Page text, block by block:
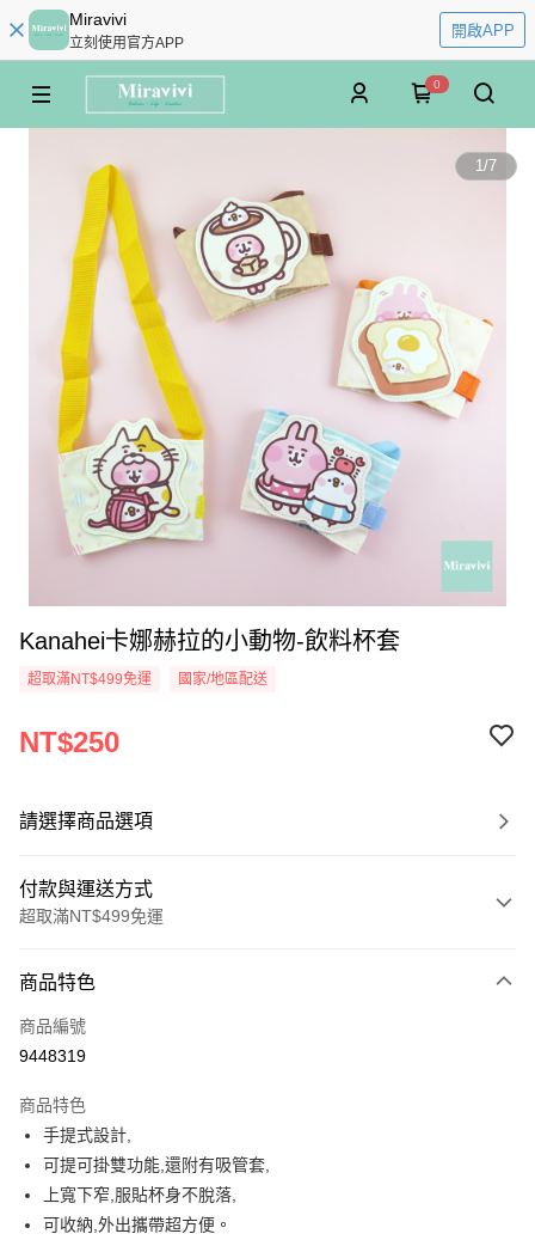
Miravivi
立刻使用官方APP
開啟APP
0
1/7
Kanahei卡娜赫拉的小動物-飲料杯套
超取滿NT$499免運 國家/地區配送
NT$250
請選擇商品選項
付款與運送方式
超取滿NT$499免運
信用卡一次付款
超商取貨付款
Apple Pay
街口支付
悠遊付
商品特色
商品編號
9448319
商品特色
手提式設計,
可提可掛雙功能,還附有吸管套,
上寬下窄,服貼杯身不脫落,
可收納,外出攜帶超方便。